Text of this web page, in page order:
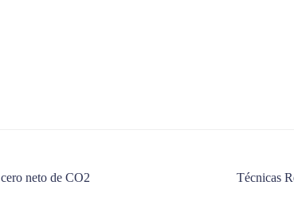
neto de CO2 Técnicas